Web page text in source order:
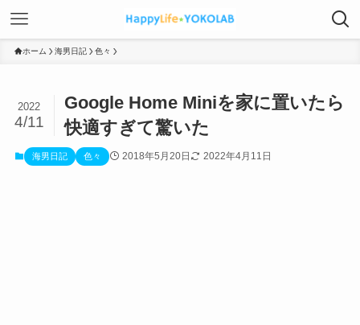
ホーム 海男日記 色々
Google Home Miniを家に置いたら
快適すぎて驚いた
2022
4/11
海男日記 色々 2018年5月20日 2022年4月11日